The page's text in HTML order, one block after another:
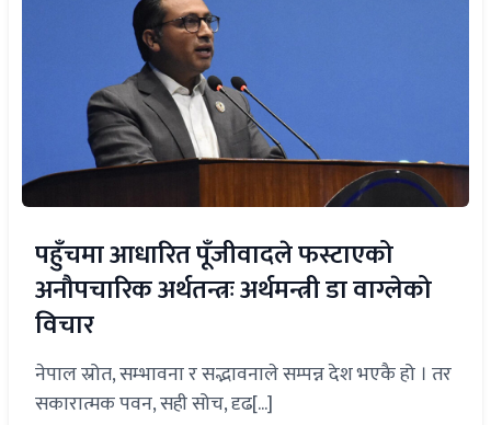
पहुँचमा आधारित पूँजीवादले फस्टाएको
अनौपचारिक अर्थतन्त्रः अर्थमन्त्री डा वाग्लेको
विचार
नेपाल स्रोत, सम्भावना र सद्भावनाले सम्पन्न देश भएकै हो । तर
सकारात्मक पवन, सही सोच, दृढ[...]